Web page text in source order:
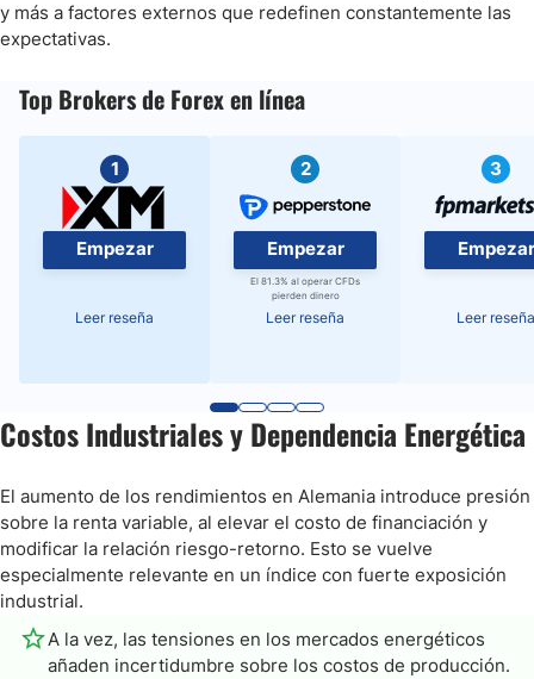
y más a factores externos que redefinen constantemente las
expectativas.
Top Brokers de Forex en línea
1
Empezar
Leer reseña
2
Empezar
El 81.3% al operar CFDs
pierden dinero
Leer reseña
3
Empezar
Leer reseña
Costos Industriales y Dependencia Energética
El aumento de los rendimientos en Alemania introduce presión
sobre la renta variable, al elevar el costo de financiación y
modificar la relación riesgo-retorno. Esto se vuelve
especialmente relevante en un índice con fuerte exposición
industrial.
A la vez, las tensiones en los mercados energéticos
añaden incertidumbre sobre los costos de producción.